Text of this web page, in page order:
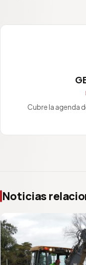
Cubre la agenda
Noticias